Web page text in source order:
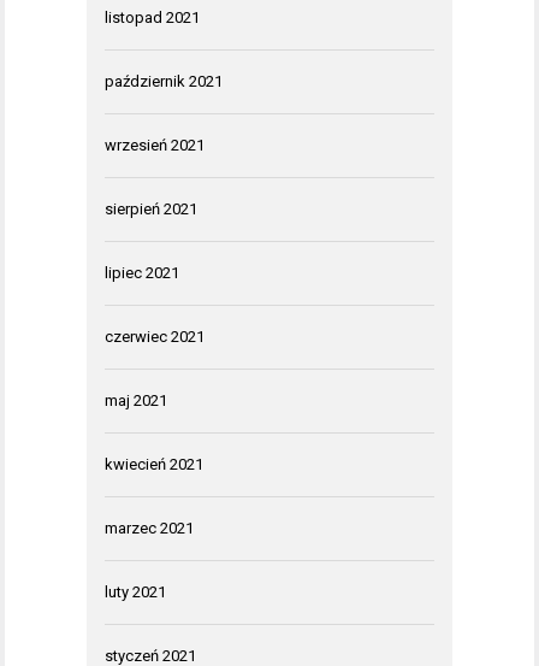
listopad 2021
październik 2021
wrzesień 2021
sierpień 2021
lipiec 2021
czerwiec 2021
maj 2021
kwiecień 2021
marzec 2021
luty 2021
styczeń 2021